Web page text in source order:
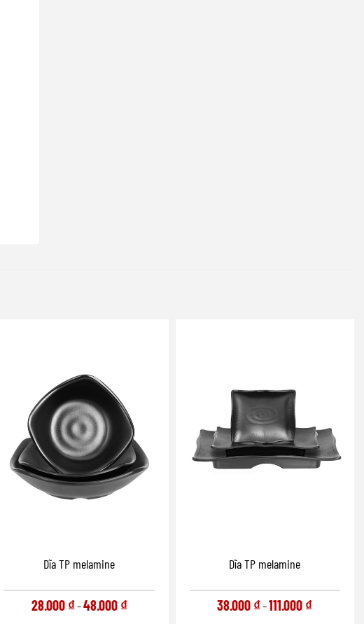
Dĩa TP melamine
28.000 ₫–48.000 ₫
Dĩa TP melamine
38.000 ₫–111.000 ₫